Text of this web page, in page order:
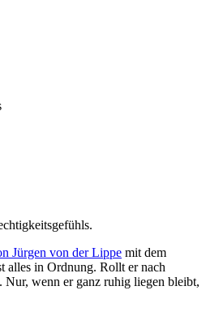
Jürgen von der Lippe mit dem
alles in Ordnung. Rollt er nach
Nur, wenn er ganz ruhig liegen bleibt,